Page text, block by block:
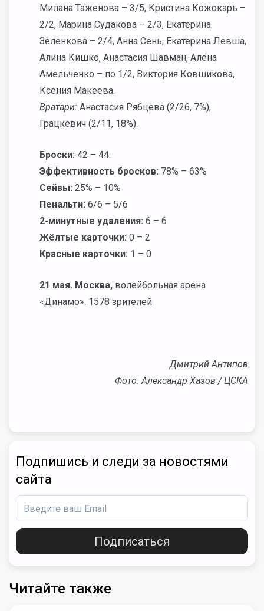
Милана Таженова – 3/5, Кристина Кожокарь –
2/2, Марина Судакова – 2/3, Екатерина
Зеленкова – 2/4, Анна Сень, Екатерина Левша,
Алина Кишко, Анастасия Шавман, Алёна
Амельченко – по 1/2, Виктория Ковшикова,
Ксения Макеева.
Вратари: Анастасия Рябцева (2/26, 7%),
Грацкевич (2/11, 18%).
Броски: 42 – 44.
Эффективность бросков: 78% – 63%
Сейвы: 25% – 10%
Пенальти: 6/6 – 5/6
2-минутные удаления: 6 – 6
Жёлтые карточки: 0 – 2
Красные карточки: 1 – 0
21 мая. Москва, волейбольная арена
«Динамо». 1578 зрителей
Дмитрий Антипов
Фото: Александр Хазов / ЦСКА
Подпишись и следи за новостями
сайта
Подписаться
Читайте также